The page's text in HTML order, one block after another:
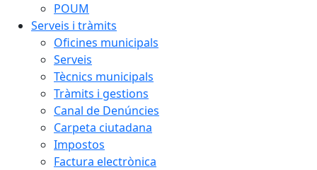
POUM
Serveis i tràmits
Oficines municipals
Serveis
Tècnics municipals
Tràmits i gestions
Canal de Denúncies
Carpeta ciutadana
Impostos
Factura electrònica